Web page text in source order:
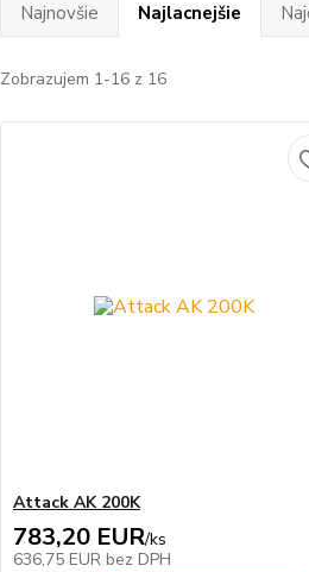
Najnovšie Najlacnejšie
Zobrazujem 1-16 z 16
Attack AK 200K
783,20 EUR/ks
636,75 EUR bez DPH